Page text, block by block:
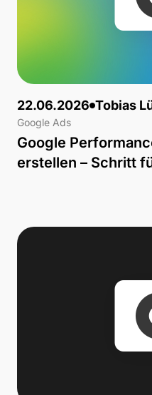
22.06.2026 Tobias
Google Ads
Google
erstellen – Schritt